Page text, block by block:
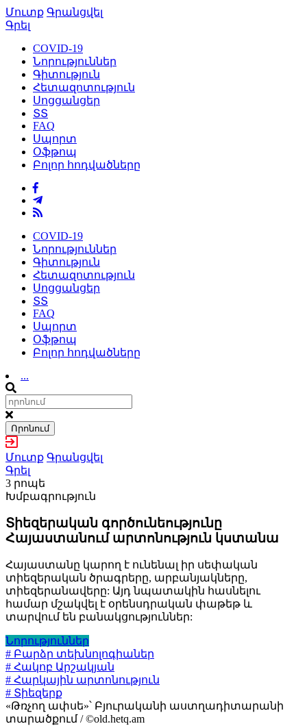
Մուտք Գրանցվել
Գրել
COVID-19
Նորություններ
Գիտություն
Հետազոտություն
Սոցցանցեր
ՏՏ
FAQ
Սպորտ
Օֆթոպ
Բոլոր հոդվածները
COVID-19
Նորություններ
Գիտություն
Հետազոտություն
Սոցցանցեր
ՏՏ
FAQ
Սպորտ
Օֆթոպ
Բոլոր հոդվածները
...
Որոնում
Մուտք Գրանցվել
Գրել
3 րոպե
Խմբագրություն
Տիեզերական գործունեությունը
Հայաստանում արտոնություն կստանա
Հայաստանը կարող է ունենալ իր սեփական
տիեզերական ծրագրերը, արբանյակները,
տիեզերանավերը: Այդ նպատակին հասնելու
համար մշակվել է օրենսդրական փաթեթ և
տարվում են բանակցություններ:
Նորություններ
# Բարձր տեխնոլոգիաներ
# Հակոբ Արշակյան
# Հարկային արտոնություն
# Տիեզերք
«Թռչող ափսե»՝ Բյուրականի աստղադիտարանի
տարածքում / ©old.hetq.am